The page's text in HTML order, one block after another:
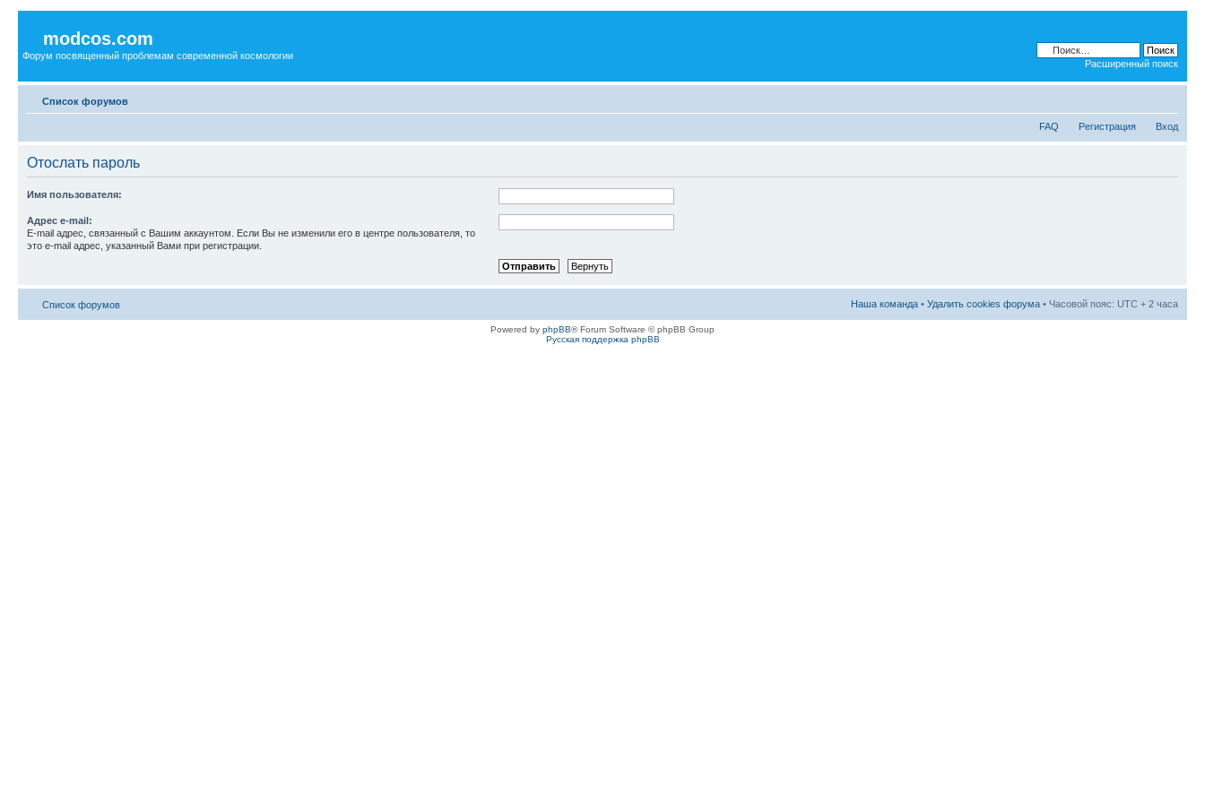
modcos.com
Форум посвященный проблемам современной космологии
Расширенный поиск
Список форумов
FAQ Регистрация Вход
Отослать пароль
Имя пользователя:
Адрес e-mail:
E-mail адрес, связанный с Вашим аккаунтом. Если Вы не изменили его в центре пользователя, то
это e-mail адрес, указанный Вами при регистрации.
Список форумов Наша команда • Удалить cookies форума • Часовой пояс: UTC + 2 часа
Powered by phpBB® Forum Software © phpBB Group
Русская поддержка phpBB